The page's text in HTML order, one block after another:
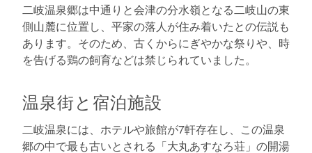
二岐温泉郷は中通りと会津の分水嶺となる二岐山の東
側山麓に位置し、平家の落人が住み着いたとの伝説も
あります。そのため、古くからにぎやかな祭りや、時
を告げる鶏の飼育などは禁じられていました。
温泉街と宿泊施設
二岐温泉には、ホテルや旅館が7軒存在し、この温泉
郷の中で最も古いとされる「大丸あすなろ荘」の開湯